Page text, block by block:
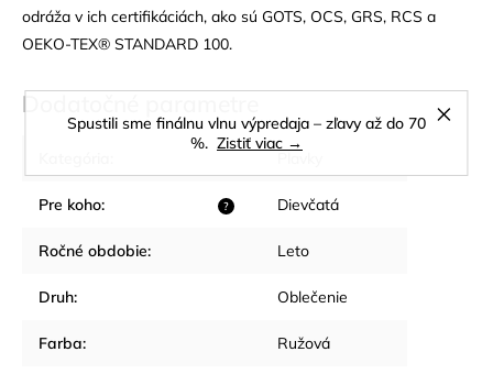
Spustili sme finálnu vlnu výpredaja – zľavy až do 70
%. Zistiť viac →
odráža v ich certifikáciách, ako sú GOTS, OCS, GRS, RCS a
OEKO-TEX® STANDARD 100.
Dodatočné parametre
?
Pre koho: Dievčatá
Ročné obdobie: Leto
Druh: Oblečenie
Farba: Ružová